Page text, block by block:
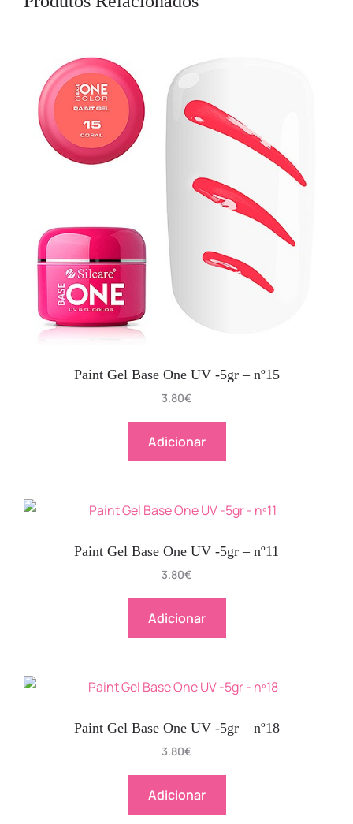
Paint Gel Base One UV -5gr – nº15
3.80€
Adicionar
Paint Gel Base One UV -5gr – nº11
3.80€
Adicionar
Paint Gel Base One UV -5gr – nº18
3.80€
Adicionar